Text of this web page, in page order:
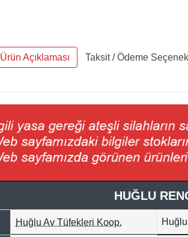
Ürün Açıklaması Taksit / Ödeme
HUĞLU
Huğlu Av Tüfekleri Koop.